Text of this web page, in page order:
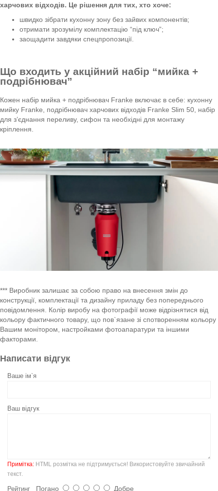
харчових відходів. Це рішення для тих, хто хоче:
швидко зібрати кухонну зону без зайвих компонентів;
отримати зрозумілу комплектацію “під ключ”;
заощадити завдяки спецпропозиції.
Що входить у акційний набір “мийка +
подрібнювач”
Кожен набір мийка + подрібнювач Franke включає в себе: кухонну
мийку Franke, подрібнювач харчових відходів Franke Slim 50, набір
для з’єднання переливу, сифон та необхідні для монтажу
кріплення.
*** Виробник залишає за собою право на внесення змін до
конструкції, комплектації та дизайну приладу без попереднього
повідомлення. Колір виробу на фотографії може відрізнятися від
кольору фактичного товару, що пов`язане зі спотворенням кольору
Вашим монітором, настройками фотоапаратури та іншими
факторами.
Написати відгук
Ваше ім`я
Ваш відгук
Примітка: HTML розмітка не підтримується! Використовуйте звичайний
текст.
Рейтинг Погано
Добре